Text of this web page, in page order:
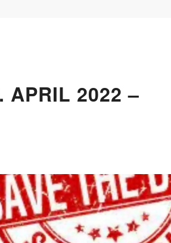
APRIL 2022 –